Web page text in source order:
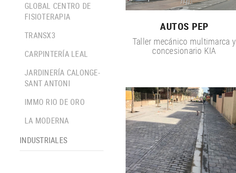
GLOBAL CENTRO DE
FISIOTERAPIA
TRANSX3
CARPINTERÍA LEAL
JARDINERÍA CALONGE-
SANT ANTONI
IMMO RIO DE ORO
LA MODERNA
INDUSTRIALES
AUTOS PEP
Taller mecánico multimarca y
concesionario KIA